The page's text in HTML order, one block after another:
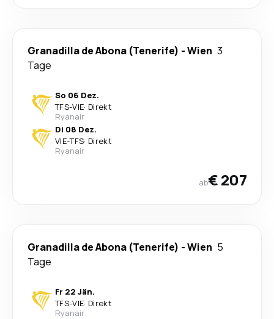
Granadilla de Abona (Tenerife) -Wien 3
Tage
So 06 Dez.
TFS-VIE· Direkt
Ryanair
Di 08 Dez.
VIE-TFS· Direkt
Ryanair
ab€ 207
Granadilla de Abona (Tenerife) -Wien 5
Tage
Fr 22 Jän.
TFS-VIE· Direkt
Ryanair